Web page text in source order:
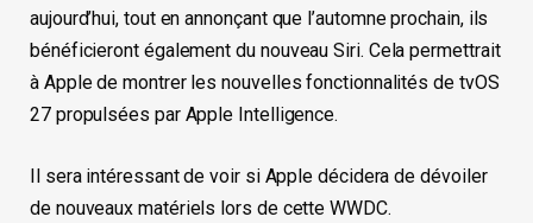
aujourd’hui, tout en annonçant que l’automne prochain, ils
bénéficieront également du nouveau Siri. Cela permettrait
à Apple de montrer les nouvelles fonctionnalités de tvOS
27 propulsées par Apple Intelligence.
Il sera intéressant de voir si Apple décidera de dévoiler
de nouveaux matériels lors de cette WWDC.